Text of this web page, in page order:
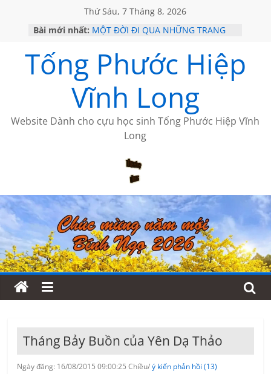
Thứ Sáu, 7 Tháng 8, 2026
Bài mới nhất: MỘT ĐỜI ĐI QUA NHỮNG TRANG
KHÔNG ĐỀ 19 CỦA THÁI LÃO
CHÙM THƠ CỦA BÍCH HÀ
GIÃ TỪ ĐÀ LẠT của ANTH ĐOÀN
HỌC SỬ HỒI XƯA
Tống Phước Hiệp
Vĩnh Long
Website Dành cho cựu học sinh Tống Phước Hiệp Vĩnh
Long
Tháng Bảy Buồn của Yên Dạ Thảo
Ngày đăng: 16/08/2015 09:00:25 Chiều/ý kiến phản hồi (13)